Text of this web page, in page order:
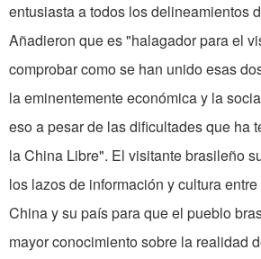
entusiasta a todos los delineamientos
Añadieron que es "halagador para el
comprobar como se han unido esas
la eminentemente económica y la
eso a pesar de las dificultades que ha
la China Libre". El visitante brasileño
los lazos de información y cultura
China y su país para que el pueblo
mayor conocimiento sobre la realidad